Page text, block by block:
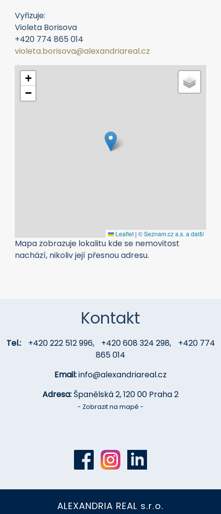
Vyřizuje:
Violeta Borisova
+420 774 865 014
violeta.borisova@alexandriareal.cz
+
−
Leaflet | © Seznam.cz a.s. a další
Mapa zobrazuje lokalitu kde se nemovitost
nachází, nikoliv její přesnou adresu.
Kontakt
Tel.: +420 222 512 996, +420 608 324 298,
+420 774
865 014
Email:info@alexandriareal.cz
Adresa: Španělská 2, 120 00 Praha 2
- Zobrazit na mapě -
ALEXANDRIA REAL s.r.o.